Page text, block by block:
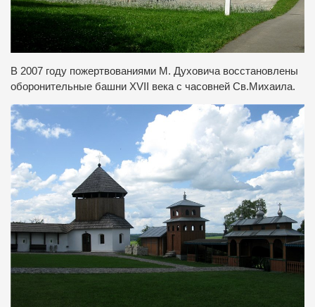
В 2007 году пожертвованиями М. Духовича восстановлены
оборонительные башни XVII века с часовней Св.Михаила.